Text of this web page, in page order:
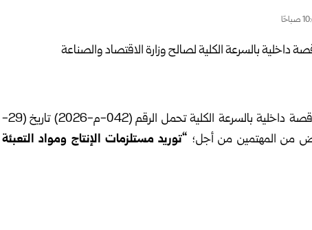
العامة للإمداد والتوريد عن طرح مناقصة داخلية بالسرعة الكلية تحمل الرقم (042-م-2026) تاريخ (29-
“توريد مستلزمات الإنتاج ومواد التعبئة